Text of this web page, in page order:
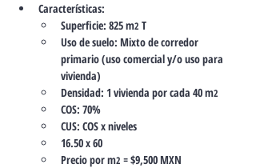
Características:
Superficie: 825 m2 T
Uso de suelo: Mixto de corredor
primario (uso comercial y/o uso para
vivienda)
Densidad: 1 vivienda por cada 40 m2
COS: 70%
CUS: COS x niveles
16.50 x 60
Precio por m2 = $9,500 MXN